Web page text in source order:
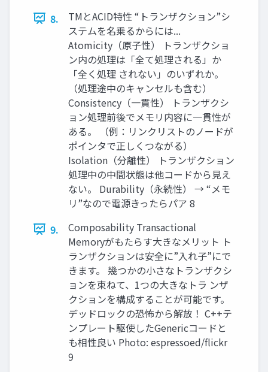
8.
TMとACID特性 “トランザクション”シ
ステムを名乗るからには...
Atomicity（原子性） トランザクショ
ン内の処理は「全て処理される」か
「全く処理 されない」のいずれか。
（処理途中のキャンセルも含む）
Consistency（一貫性） トランザクシ
ョン処理前後でメモリ内容に一貫性が
ある。 （例：リンクリストのノードが
ポインタで正しくつながる）
Isolation（分離性） トランザクション
処理中の中間状態は他コードから見え
ない。 Durability（永続性） → “メモ
リ”なので電源きったらパア 8
9.
Composability Transactional
Memoryがもたらす大きなメリット ト
ランザクションは安全に”入れ子”にで
きます。 幾つかの小さなトランザクシ
ョンを束ねて、1つの大きなトラ ンザ
クションを構成することが可能です。
デッドロックの恐怖から解放！ C++テ
ンプレート駆使したGenericコードと
も相性良い Photo: espressoed/flickr
9